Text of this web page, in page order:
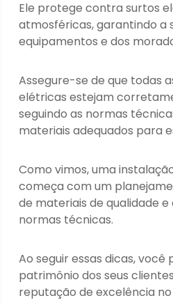
Ele protege contra surtos
atmosféricas, garantindo a
equipamentos e dos
Assegure-se de que todas
elétricas estejam
seguindo as normas
materiais adequados para
Como vimos, uma
começa com um
de materiais de qualidade
normas técnicas.
Ao seguir essas dicas, você
patrimônio dos seus
reputação de excelência